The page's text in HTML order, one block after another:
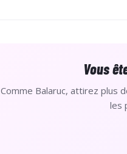
Vous
Comme Balaruc, attirez plus
les